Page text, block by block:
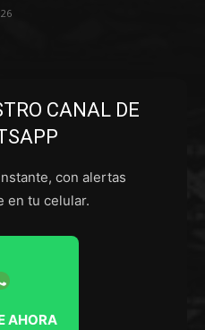
CANAL DE
con alertas
en tu celular.
AHORA